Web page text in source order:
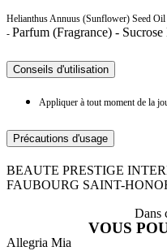
Helianthus Annuus (Sunflower) Seed
- Parfum (Fragrance) - Sucrose
Conseils d'utilisation
Appliquer à tout moment de la
Précautions d'usage
BEAUTE PRESTIGE
FAUBOURG SAINT-
Dans
VOUS
Allegria Mia